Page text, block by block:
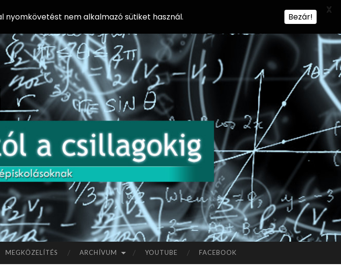
AZ
AT
OM
OK
TÓ
L A
Előadássorozat
középiskolásoknak
az ELTE
Természettudományi
Kar Fizikai
Intézetében
MEGKÖZELÍTÉS ARCHÍVUM YOUTUBE FACEBOOK
nyomkövetést nem alkalmazó sütiket használ. Bezár!
X